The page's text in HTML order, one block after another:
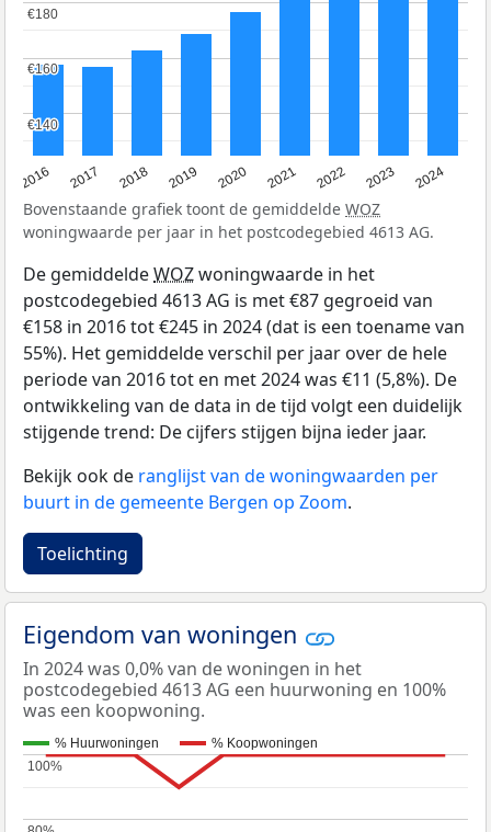
2016 2017 2018 2019 2020 2021 2022 2023 2024
€140
€140
€160
€160
€180
€180
Bovenstaande grafiek toont de gemiddelde WOZ
woningwaarde per jaar in het postcodegebied 4613 AG.
De gemiddeldeWOZwoningwaarde in het
postcodegebied 4613 AG is met €87 gegroeid van
€158 in 2016 tot €245 in 2024 (dat is een toename van
55%). Het gemiddelde verschil per jaar over de hele
periode van 2016 tot en met 2024 was €11 (5,8%). De
ontwikkeling van de data in de tijd volgt een duidelijk
stijgende trend: De cijfers stijgen bijna ieder jaar.
Bekijk ook de ranglijst van de woningwaarden per
buurt in de gemeente Bergen op Zoom.
Toelichting
Eigendom van woningen
In 2024 was 0,0% van de woningen in het
postcodegebied 4613 AG een huurwoning en 100%
was een koopwoning.
% Huurwoningen % Koopwoningen
100%
100%